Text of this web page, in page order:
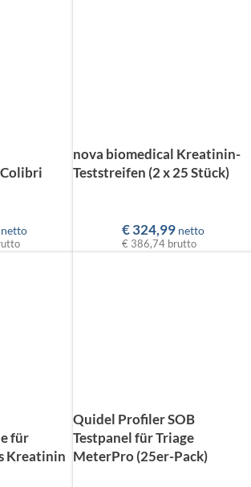
netto
nova biomedical Kreatinin-
Teststreifen (2 x 25 Stück)
€324,99 netto
€ 386,74 brutto
für
Kreatinin
Quidel Profiler SOB
Testpanel für Triage
MeterPro (25er-Pack)